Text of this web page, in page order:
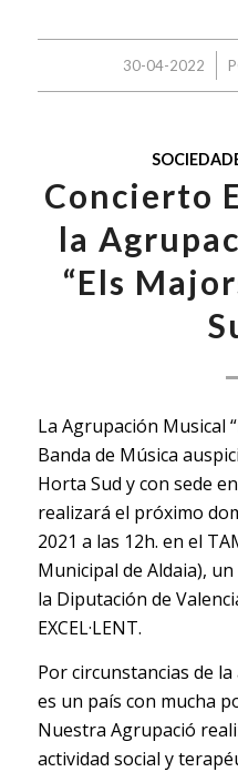
30-04-2022
/
Concierto
la
“Els
La Agrupación Musical
Banda de Música
Horta Sud y con sede
realizará el próximo
2021 a las 12h. en el
Municipal de Aldaia),
la Diputación de
EXCEL·LENT.
Por circunstancias de
es un país con mucha
Nuestra Agrupació
actividad social y